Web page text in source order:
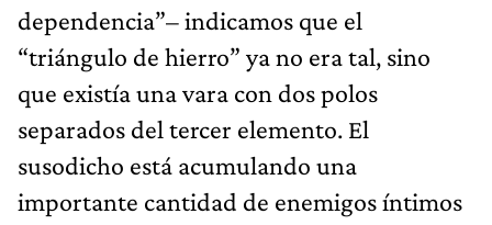
dependencia”– indicamos que el
“triángulo de hierro” ya no era tal, sino
que existía una vara con dos polos
separados del tercer elemento. El
susodicho está acumulando una
importante cantidad de enemigos íntimos